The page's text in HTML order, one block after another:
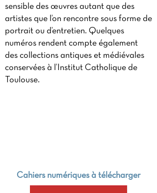
sensible des œuvres autant que des
artistes que l’on rencontre sous forme de
portrait ou d’entretien. Quelques
numéros rendent compte également
des collections antiques et médiévales
conservées à l’Institut Catholique de
Toulouse.
Cahiers numériques à télécharger